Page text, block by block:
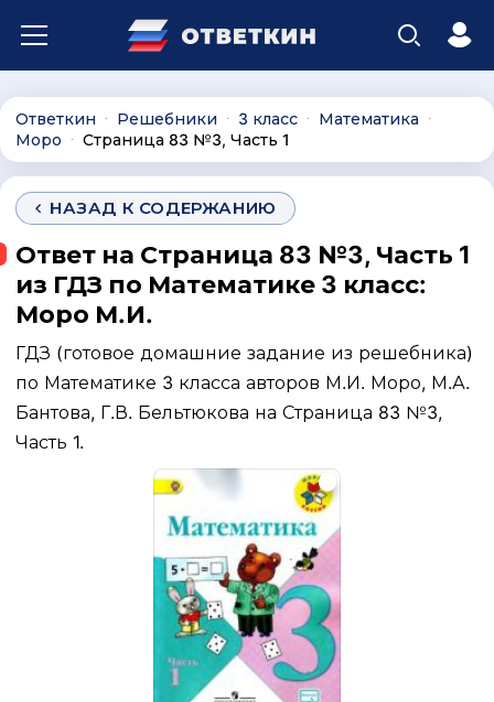
Ответкин ∙ Решебники ∙ 3 класс ∙ Математика ∙
Моро ∙ Страница 83 №3, Часть 1
НАЗАД К СОДЕРЖАНИЮ
Ответ на Страница 83 №3, Часть 1
из ГДЗ по Математике 3 класс:
Моро М.И.
ГДЗ (готовое домашние задание из решебника)
по Математике 3 класса авторов М.И. Моро, М.А.
Бантова, Г.В. Бельтюкова на Страница 83 №3,
Часть 1.